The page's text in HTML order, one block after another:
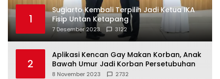
1
Sugiarto Kembali Terpilih Jadi Ketua IKA
Fisip Untan Ketapang
7 Desember 2023 3122
2
Aplikasi Kencan Gay Makan Korban, Anak
Bawah Umur Jadi Korban Persetubuhan
8 November 2023 2732